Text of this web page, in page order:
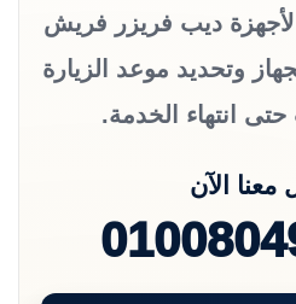
لأجهزة ديب فريزر فريش
وتحديد موعد الزيارة
انتهاء الخدمة.
معنا الآن